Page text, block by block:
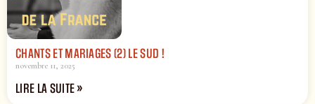
CHANTS ET MARIAGES (2) LE SUD !
novembre 11, 2025
LIRE LA SUITE »